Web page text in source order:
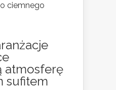
ciemnego
atmosferę
sufitem